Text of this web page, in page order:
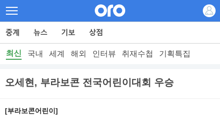
최신 국내 세계 해외 인터뷰 취재수첩 기획특집
오세현, 부라보콘 전국어린이대회 우승
[부라보콘어린이]